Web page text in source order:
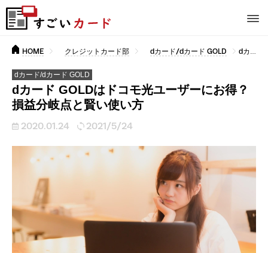
HOME クレジットカード部 dカード/dカード GOLD dカード GOLDはドコモ光ユーザーにお得？損益分岐点と賢い使い方
dカード/dカード GOLD
dカード GOLDはドコモ光ユーザーにお得？
損益分岐点と賢い使い方
2020.01.24 2021/5/24